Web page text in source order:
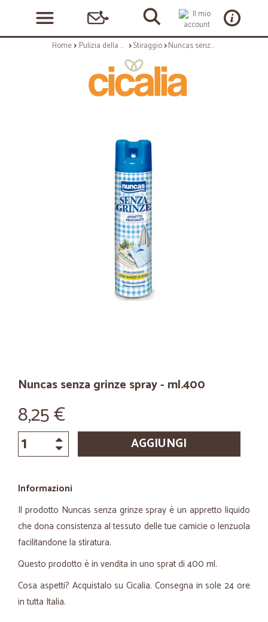
Home Pulizia della casa Stiraggio Nuncas senza grinze spray - ml.400
Nuncas senza grinze spray - ml.400
8,25 €
AGGIUNGI
Informazioni
Il prodotto Nuncas senza grinze spray è un appretto liquido
che dona consistenza al tessuto delle tue camicie o lenzuola
facilitandone la stiratura.
Questo prodotto è in vendita in uno sprat di 400 ml.
Cosa aspetti? Acquistalo su Cicalia. Consegna in sole 24 ore
in tutta Italia.